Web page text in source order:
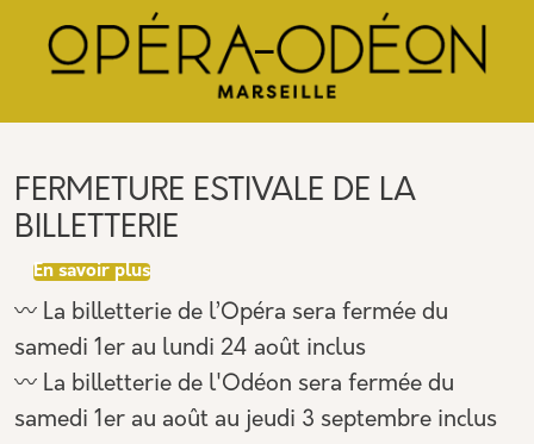
Aller au contenu principal
FERMETURE ESTIVALE DE LA
BILLETTERIE
En savoir plussur FERMETURE ESTIVALE DE LA BILLETTERIE
〰️ La billetterie de l’Opéra sera fermée du
samedi 1er au lundi 24 août inclus
〰️ La billetterie de l'Odéon sera fermée du
samedi 1er au août au jeudi 3 septembre inclus
Panneau de gestion des cookies